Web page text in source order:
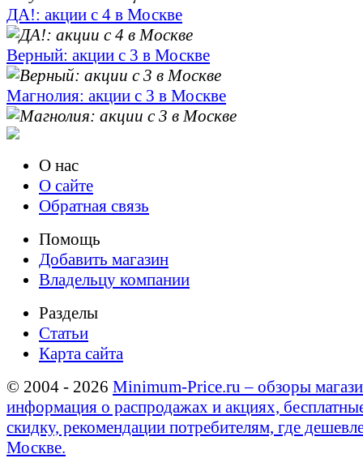
ДА!: акции с 4 в Москве
Верный: акции с 3 в Москве
Магнолия: акции с 3 в Москве
О нас
О сайте
Обратная связь
Помощь
Добавить магазин
Владельцу компании
Разделы
Статьи
Карта сайта
© 2004 - 2026 Minimum-Price.ru – обзоры
информация о распродажах и акциях,
скидку, рекомендации потребителям, где
Москве.